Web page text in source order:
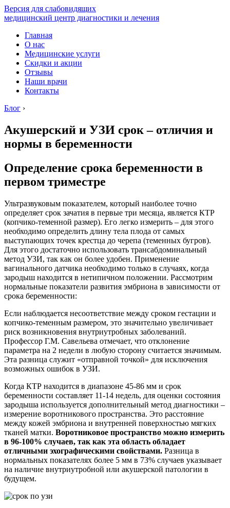
Версия для слабовидящих
медицинский центр диагностики и лечения
Главная
О нас
Медицинские услуги
Скидки и акции
Отзывы
Наши врачи
Контакты
Блог ›
Акушерский и УЗИ срок – отличия и
нормы в беременности
Определение срока беременности в
первом триместре
Ультразвуковым показателем, который наиболее точно
определяет срок зачатия в первые три месяца, является КТР
(копчико-теменной размер). Его легко измерить – для этого
необходимо определить длину тела плода от самых
выступающих точек крестца до черепа (теменных бугров).
Для этого достаточно использовать трансабдоминальный
метод УЗИ, так как он более удобен. Применение
вагинального датчика необходимо только в случаях, когда
зародыш находится в нетипичном положении. Рассмотрим
нормальные показатели развития эмбриона в зависимости от
срока беременности:
Если наблюдается несоответствие между сроком гестации и
копчико-теменным размером, это значительно увеличивает
риск возникновения внутриутробных заболеваний.
Профессор Г.М. Савельева отмечает, что отклонение
параметра на 2 недели в любую сторону считается значимым.
Эта разница служит «отправной точкой» для исключения
возможных ошибок в УЗИ.
Когда КТР находится в диапазоне 45-86 мм и срок
беременности составляет 11-14 недель, для оценки состояния
зародыша используется дополнительный метод диагностики –
измерение воротникового пространства. Это расстояние
между кожей эмбриона и внутренней поверхностью мягких
тканей матки. Воротниковое пространство можно измерить
в 96-100% случаев, так как эта область обладает
отличными эхографическими свойствами. Разница в
нормальных показателях более 5 мм в 73% случаев указывает
на наличие внутриутробной или акушерской патологии в
будущем.